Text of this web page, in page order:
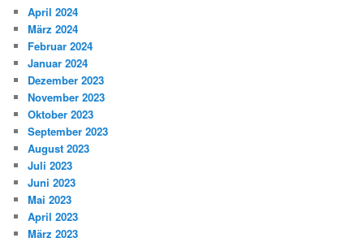
April 2024
März 2024
Februar 2024
Januar 2024
Dezember 2023
November 2023
Oktober 2023
September 2023
August 2023
Juli 2023
Juni 2023
Mai 2023
April 2023
März 2023